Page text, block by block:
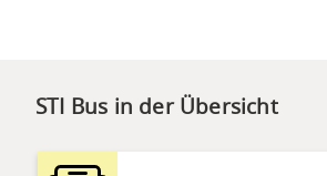
STI Bus in der Übersicht